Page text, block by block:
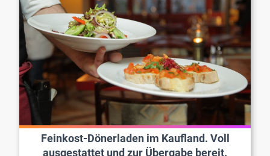
Feinkost-Dönerladen im Kaufland. Voll
ausgestattet und zur Übergabe bereit.